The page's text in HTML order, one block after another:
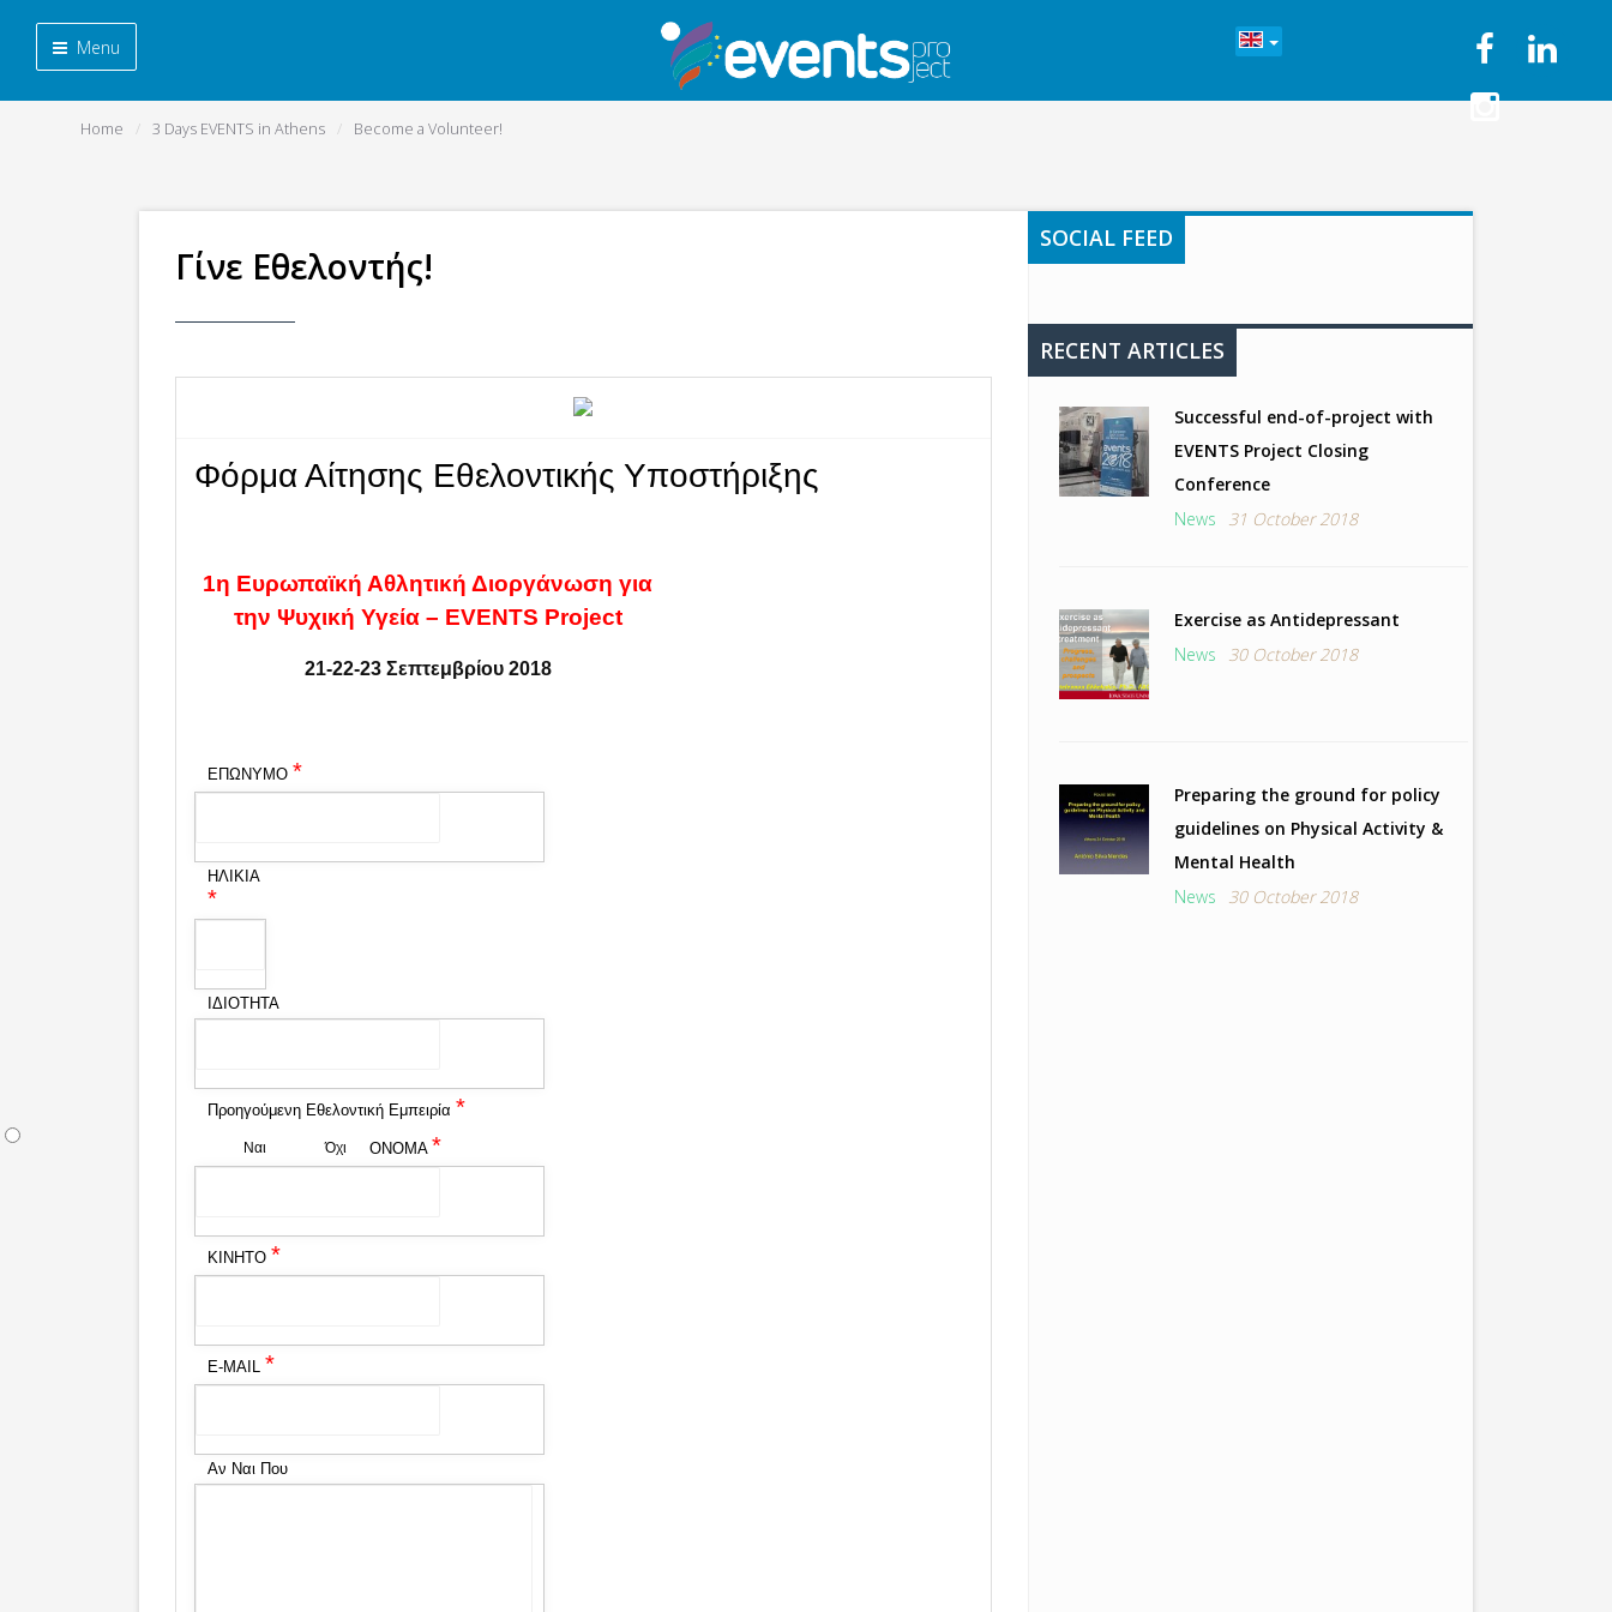
Home 3 Days EVENTS in Athens Become a Volunteer!
Γίνε Εθελοντής!
Φόρμα Αίτησης Εθελοντικής Υποστήριξης
1η Ευρωπαϊκή Αθλητική Διοργάνωση για
την Ψυχική Υγεία – EVENTS Project
21-22-23 Σεπτεμβρίου 2018
ΕΠΩΝΥΜΟ *
ΗΛΙΚΙΑ
*
ΙΔΙΟΤΗΤΑ
Προηγούμενη Εθελοντική Εμπειρία *
Ναι Όχι ΟΝΟΜΑ *
ΚΙΝΗΤΟ *
E-MAIL *
Αν Ναι Που
SOCIAL FEED
RECENT ARTICLES
Successful end-of-project with
EVENTS Project Closing
Conference
News
31 October 2018
Exercise as Antidepressant
News
30 October 2018
Preparing the ground for policy
guidelines on Physical Activity &
Mental Health
News
30 October 2018
Menu